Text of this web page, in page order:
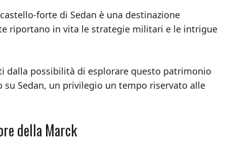
forte di Sedan è una destinazione
riportano in vita le strategie militari e le intrigue
possibilità di esplorare questo patrimonio
Sedan, un privilegio un tempo riservato alle
della Marck